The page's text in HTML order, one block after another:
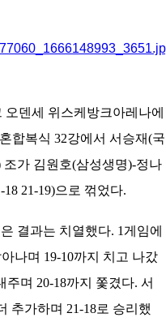
덴세 위스케방크아레나에
합복식 32강에서 서승재(국
가 김원호(삼성생명)-정나
21-19)으로 꺾었다.
결과는 치열했다. 1게임에
나며 19-10까지 치고 나갔
며 20-18까지 쫓겼다. 서
추가하며 21-18로 승리했